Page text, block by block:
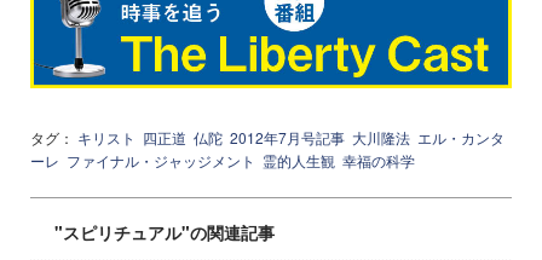
タグ： キリスト 四正道 仏陀 2012年7月号記事 大川隆法 エル・カンタ
ーレ ファイナル・ジャッジメント 霊的人生観 幸福の科学
"スピリチュアル"の関連記事